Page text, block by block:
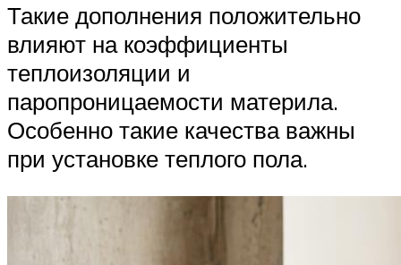
Такие дополнения положительно
влияют на коэффициенты
теплоизоляции и
паропроницаемости материла.
Особенно такие качества важны
при установке теплого пола.